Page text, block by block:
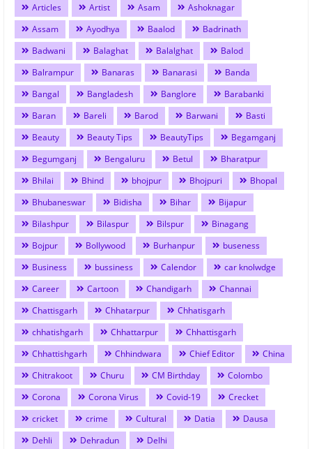
Articles
Artist Asam
Ashoknagar
Assam
Ayodhya Baalod
Badrinath
Badwani
Balaghat Balalghat
Balod
Balrampur
Banaras Banarasi
Banda
Bangal
Bangladesh Banglore
Barabanki
Baran
Bareli Barod Barwani
Basti
Beauty
Beauty Tips BeautyTips
Begamganj
Begumganj
Bengaluru Betul
Bharatpur
Bhilai
Bhind bhojpur Bhojpuri
Bhopal
Bhubaneswar
Bidisha Bihar
Bijapur
Bilashpur
Bilaspur Bilspur
Binagang
Bojpur
Bollywood Burhanpur
buseness
Business
bussiness Calendor
car knolwdge
Career
Cartoon Chandigarh
Channai
Chattisgarh
Chhatarpur
Chhatisgarh
chhatishgarh
Chhattarpur
Chhattisgarh
Chhattishgarh
Chhindwara Chief Editor
China
Chitrakoot
Churu CM Birthday
Colombo
Corona
Corona Virus Covid-19
Crecket
cricket
crime Cultural Datia
Dausa
Dehli
Dehradun
Delhi